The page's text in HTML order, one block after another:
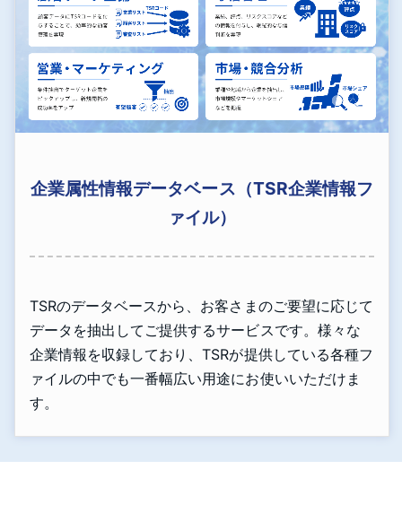
企業属性情報データベース（TSR企業情報フ
ァイル）
TSRのデータベースから、お客さまのご要望に応じて
データを抽出してご提供するサービスです。様々な
企業情報を収録しており、TSRが提供している各種フ
ァイルの中でも一番幅広い用途にお使いいただけま
す。